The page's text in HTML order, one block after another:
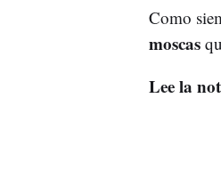
Como
moscas
Lee la